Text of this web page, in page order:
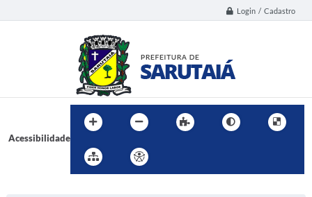
Login / Cadastro
Acessibilidade